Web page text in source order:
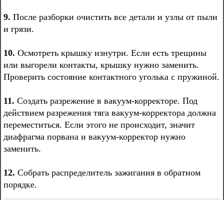
9. После разборки очистить все детали и узлы от пыли
и грязи.
10. Осмотреть крышку изнутри. Если есть трещины
или выгорели контакты, крышку нужно заменить.
Проверить состояние контактного уголька с пружиной.
11. Создать разрежение в вакуум-корректоре. Под
действием разрежения тяга вакуум-корректора должна
переместиться. Если этого не происходит, значит
диафрагма порвана и вакуум-корректор нужно
заменить.
12. Собрать распределитель зажигания в обратном
порядке.